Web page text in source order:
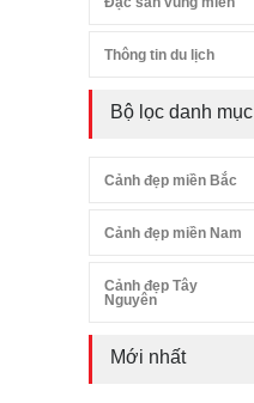
Thông tin du lịch
Bộ lọc danh mục
Cảnh đẹp miền Bắc
Cảnh đẹp miền Nam
Cảnh đẹp Tây
Nguyên
Mới nhất